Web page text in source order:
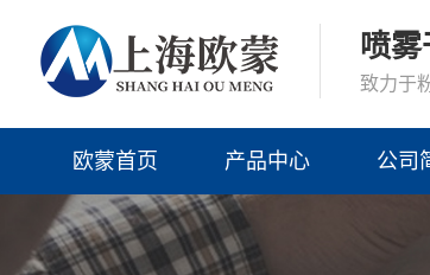
喷
致力于
欧蒙首页 产品中心 公司